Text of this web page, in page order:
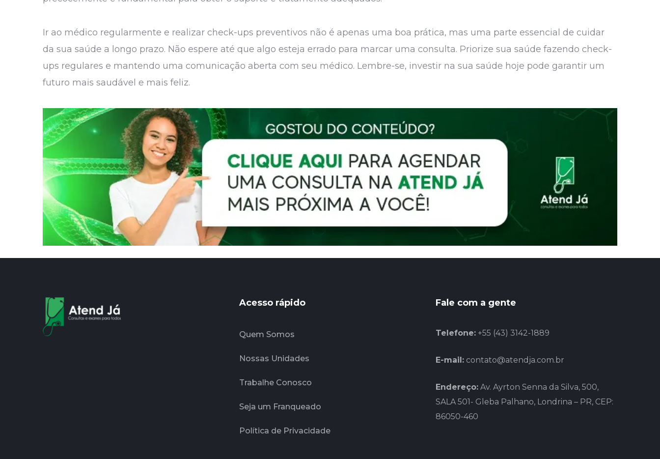
Ir ao médico regularmente e realizar check-ups preventivos não é apenas uma boa prática, mas uma parte essencial de cuidar
da sua saúde a longo prazo. Não espere até que algo esteja errado para marcar uma consulta. Priorize sua saúde fazendo check-
ups regulares e mantendo uma comunicação aberta com seu médico. Lembre-se, investir na sua saúde hoje pode garantir um
futuro mais saudável e mais feliz.
Acesso rápido
Quem Somos
Nossas Unidades
Trabalhe Conosco
Seja um Franqueado
Política de Privacidade
Fale com a gente
Telefone:+55 (43) 3142-1889
E-mail: contato@atendja.com.br
Endereço:Av. Ayrton Senna da Silva, 500,
SALA 501- Gleba Palhano, Londrina – PR, CEP:
86050-460